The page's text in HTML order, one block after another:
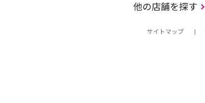
他の店舗を探す
サイトマップ